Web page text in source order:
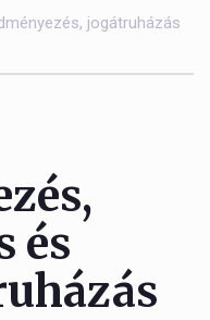
jogátruházás
és